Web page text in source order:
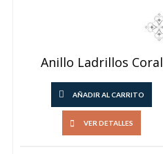
Anillo Ladrillos Coral
AÑADIR AL CARRITO
VER DETALLES